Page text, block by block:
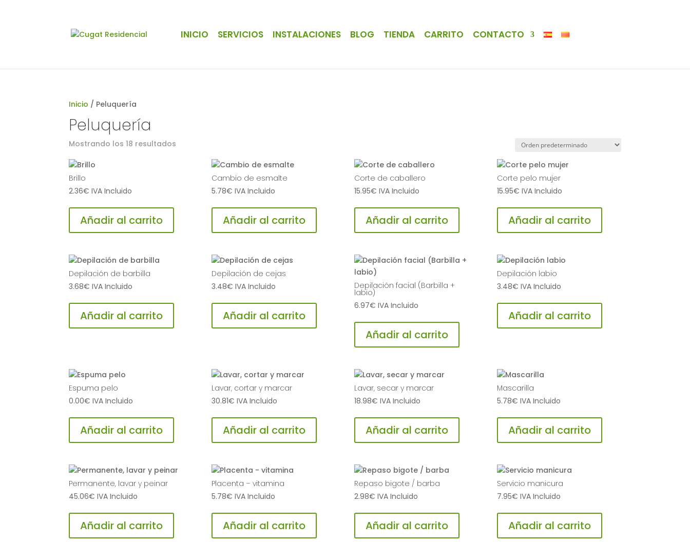
INICIO SERVICIOS INSTALACIONES BLOG TIENDA CARRITO CONTACTO
Inicio / Peluquería
Peluquería
Mostrando los 18 resultados
Brillo
2.36€ IVA Incluido
Añadir al carrito
Cambio de esmalte
5.78€ IVA Incluido
Añadir al carrito
Corte de caballero
15.95€ IVA Incluido
Añadir al carrito
Corte pelo mujer
15.95€ IVA Incluido
Añadir al carrito
Depilación de barbilla
3.68€ IVA Incluido
Añadir al carrito
Depilación de cejas
3.48€ IVA Incluido
Añadir al carrito
Depilación facial (Barbilla +
labio)
6.97€ IVA Incluido
Añadir al carrito
Depilación labio
3.48€ IVA Incluido
Añadir al carrito
Espuma pelo
0.00€ IVA Incluido
Añadir al carrito
Lavar, cortar y marcar
30.81€ IVA Incluido
Añadir al carrito
Lavar, secar y marcar
18.98€ IVA Incluido
Añadir al carrito
Mascarilla
5.78€ IVA Incluido
Añadir al carrito
Permanente, lavar y peinar
45.06€ IVA Incluido
Añadir al carrito
Placenta – vitamina
5.78€ IVA Incluido
Añadir al carrito
Repaso bigote / barba
2.98€ IVA Incluido
Añadir al carrito
Servicio manicura
7.95€ IVA Incluido
Añadir al carrito